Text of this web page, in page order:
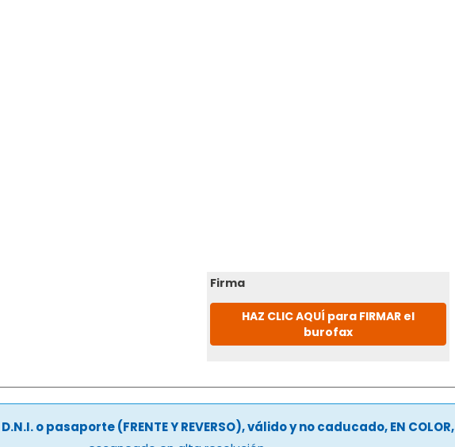
Firma
HAZ CLIC AQUÍ para FIRMAR el
burofax
D.N.I. o pasaporte (FRENTE Y REVERSO), válido y no caducado, EN COLOR,